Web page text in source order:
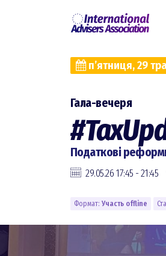
пʼятниця, 29
Гала-вечеря
Податкові
29.05.26 17:45 - 21:45
Формат: Участь offline